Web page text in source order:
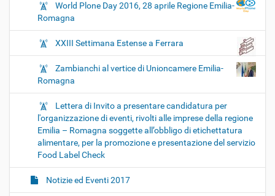
World Plone Day 2016, 28 aprile Regione Emilia-
Romagna
XXIII Settimana Estense a Ferrara
Zambianchi al vertice di Unioncamere Emilia-
Romagna
Lettera di Invito a presentare candidatura per
l'organizzazione di eventi, rivolti alle imprese della regione
Emilia – Romagna soggette all’obbligo di etichettatura
alimentare, per la promozione e presentazione del servizio
Food Label Check
Notizie ed Eventi 2017